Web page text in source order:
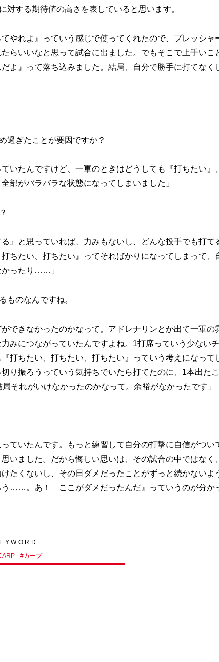
する期待値の高さを表していると思います。
やれよ』っていう感じで使ってくれたので、プレッシャ
らいいなと思って試合に出ました。でもそこで上手いこ
よ』って落ち込みました。結局、自分で勝手に打てなく
過ぎたことが要因ですか？
いたんですけど、一軍のときはどうしても『打ちたい』、
部がバラバラな状態になってしまいました」
』と思っていれば、力みもないし、どんな投手でも打て
ちたい、打ちたい』ってそればかりになってしまって、
かったり……」
ものなんですね。
できなかったのかなって。アドレナリンとか出て一軍の
みにつながっていたんですよね。1打席っていう少ない
打ちたい、打ちたい、打ちたい』っていう考えになって
り振ろうっていう気持ちでいたら打てたのに、1本出た
それがいけなかったのかなって。余裕がなかったです」
ていたんです。もっと練習して自分の打撃に自信がつい
いました。だから悔しい思いは、その試合の中ではなく
たくないし、その日ダメだったことがずっと続かないよ
う……。あ！ ここがダメだったんだ』っていうのが分か
#カープ